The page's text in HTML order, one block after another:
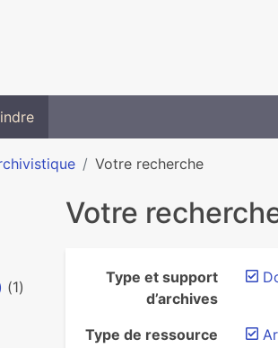
Votre recherche
Votre
Type et support
d’archives
Type de ressource
(1)